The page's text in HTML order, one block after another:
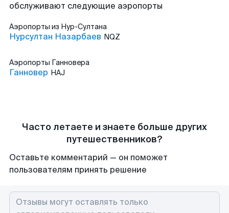
обслуживают следующие аэропорты
Аэропорты из Нур-Султана
Нурсултан Назарбаев NQZ
Аэропорты Ганновера
Ганновер HAJ
Часто летаете и знаете больше других
путешественников?
Оставьте комментарий — он поможет
пользователям принять решение